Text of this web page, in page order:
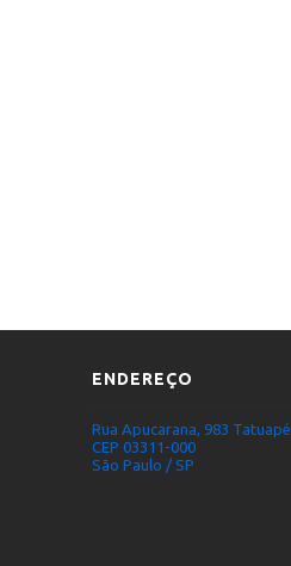
ENDEREÇO
Rua Apucarana, 983 Tatuapé
CEP 03311-000
São Paulo / SP